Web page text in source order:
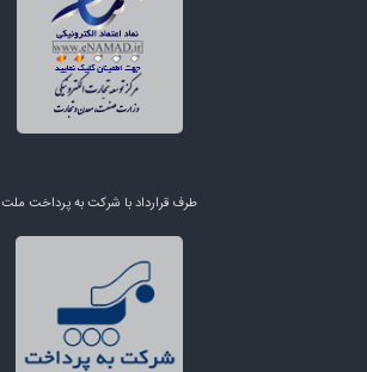
طرف قرارداد با شرکت به پرداخت ملت